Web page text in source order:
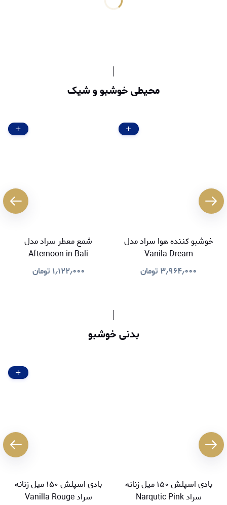
محیطی خوشبو و شیک
خوشبو کننده هوا سراد مدل
Vanila Dream
۳٫۹۶۴٫۰۰۰ تومان
شمع معطر سراد مدل
Afternoon in Bali
۱٫۱۲۲٫۰۰۰ تومان
بدنی خوشبو
بادی اسپلش ۱۵۰ میل زنانه
سراد Narqutic Pink
بادی اسپلش ۱۵۰ میل زنانه
سراد Vanilla Rouge